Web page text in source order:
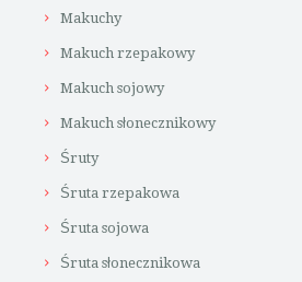
Makuchy
Makuch rzepakowy
Makuch sojowy
Makuch słonecznikowy
Śruty
Śruta rzepakowa
Śruta sojowa
Śruta słonecznikowa